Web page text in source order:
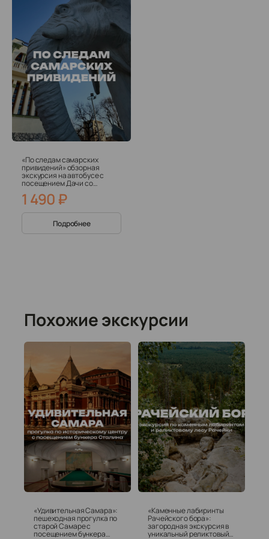
«По следам самарских
привидений» обзорная
экскурсия на автобусе с
посещением Дачи со
1 490₽
Подробнее
Похожие экскурсии
«Удивительная Самара»:
пешеходная прогулка по
старой Самаре с
посещением бункера
«Каменные лабиринты
Рачейского бора»:
загородная экскурсия в
уникальный реликтовый